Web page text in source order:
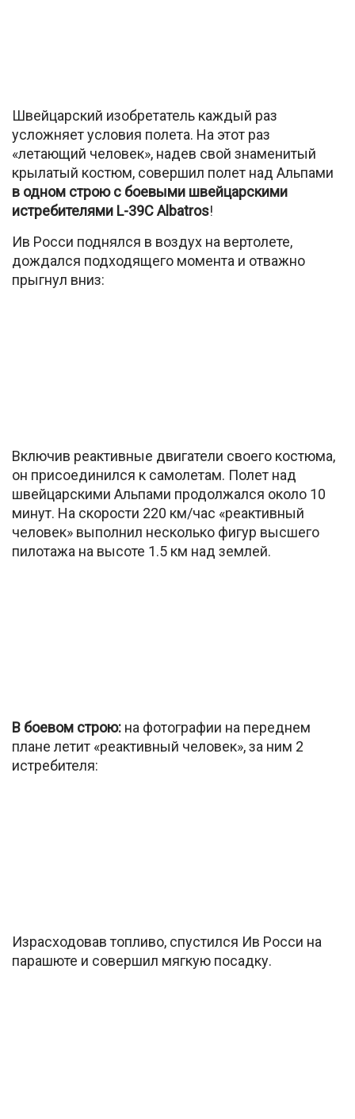
Швейцарский изобретатель каждый раз
усложняет условия полета. На этот раз
«летающий человек», надев свой знаменитый
крылатый костюм, совершил полет над Альпами
в одном строю с боевыми швейцарскими
истребителями L-39C Albatros!
Ив Росси поднялся в воздух на вертолете,
дождался подходящего момента и отважно
прыгнул вниз:
Включив реактивные двигатели своего костюма,
он присоединился к самолетам. Полет над
швейцарскими Альпами продолжался около 10
минут. На скорости 220 км/час «реактивный
человек» выполнил несколько фигур высшего
пилотажа на высоте 1.5 км над землей.
В боевом строю: на фотографии на переднем
плане летит «реактивный человек», за ним 2
истребителя:
Израсходовав топливо, спустился Ив Росси на
парашюте и совершил мягкую посадку.